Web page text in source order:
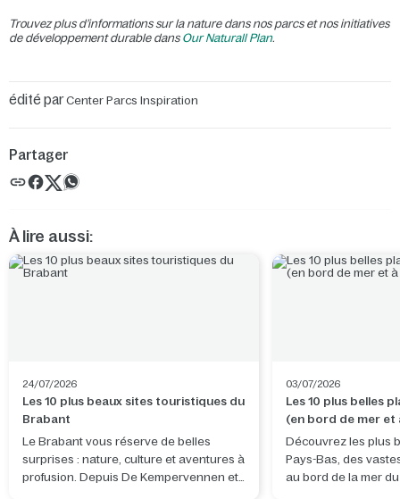
Trouvez plus d’informations sur la nature dans nos parcs et nos initiatives
de développement durable dans Our Naturall Plan.
édité parCenter Parcs Inspiration
Partager
À lire aussi:
24/07/2026
Les 10 plus beaux sites touristiques du
Brabant
Le Brabant vous réserve de belles
surprises : nature, culture et aventures à
profusion. Depuis De Kempervennen et
03/07/2026
Les 10 plus belles
(en bord de mer et
terres)
Découvrez les plus
Pays-Bas, des
au bord de la mer